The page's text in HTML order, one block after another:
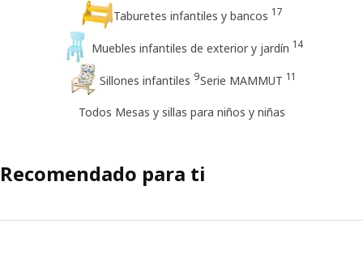
Taburetes infantiles y bancos 17
Muebles infantiles de exterior y jardín 14
Sillones infantiles 9Serie MAMMUT 11
Todos Mesas y sillas para niños y niñas
Recomendado para ti